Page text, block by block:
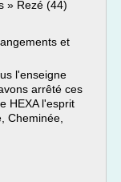
» Rezé (44)
et
l'enseigne
arrêté ces
HEXA l'esprit
Cheminée,